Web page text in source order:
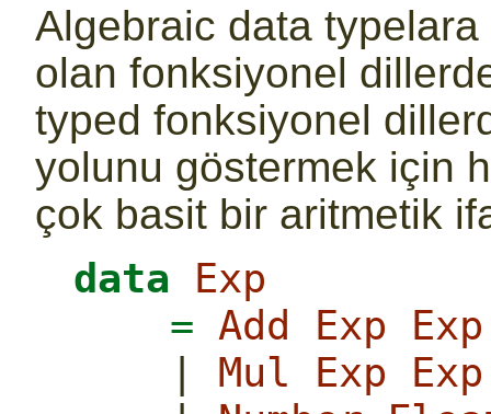
Algebraic data
olan fonksiyonel
typed fonksiyonel
yolunu göstermek için
çok basit bir aritmetik
data
Exp
= Add Exp
Exp
Mul Exp
Exp